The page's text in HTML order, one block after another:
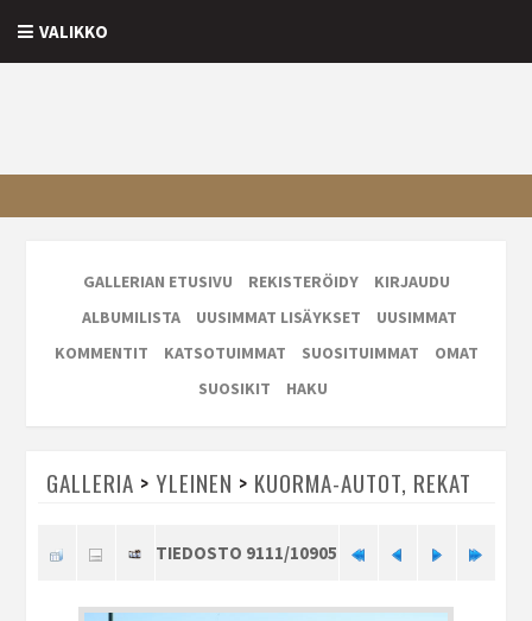
VALIKKO
GALLERIAN ETUSIVU REKISTERÖIDY
KIRJAUDU
ALBUMILISTA
UUSIMMAT LISÄYKSET
UUSIMMAT
KOMMENTIT
KATSOTUIMMAT SUOSITUIMMAT
OMAT
SUOSIKIT
HAKU
GALLERIA > YLEINEN > KUORMA-AUTOT, REKAT
TIEDOSTO 9111/10905